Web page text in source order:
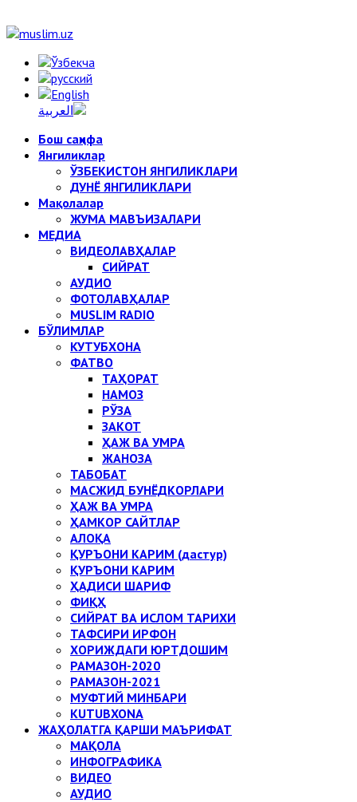
Бош саҳифа
Янгиликлар
ЎЗБЕКИСТОН ЯНГИЛИКЛАРИ
ДУНЁ ЯНГИЛИКЛАРИ
Мақолалар
ЖУМА МАВЪИЗАЛАРИ
МЕДИА
ВИДЕОЛАВҲАЛАР
СИЙРАТ
АУДИО
ФОТОЛАВҲАЛАР
MUSLIM RADIO
БЎЛИМЛАР
КУТУБХОНА
ФАТВО
ТАҲОРАТ
НАМОЗ
РЎЗА
ЗАКОТ
ҲАЖ ВА УМРА
ЖАНОЗА
ТАБОБАТ
МАСЖИД БУНЁДКОРЛАРИ
ҲАЖ ВА УМРА
ҲАМКОР САЙТЛАР
АЛОҚА
ҚУРЪОНИ КАРИМ (дастур)
ҚУРЪОНИ КАРИМ
ҲАДИСИ ШАРИФ
ФИҚҲ
СИЙРАТ ВА ИСЛОМ ТАРИХИ
ТАФСИРИ ИРФОН
ХОРИЖДАГИ ЮРТДОШИМ
РАМАЗОН-2020
РАМАЗОН-2021
МУФТИЙ МИНБАРИ
KUTUBXONA
ЖАҲОЛАТГА ҚАРШИ МАЪРИФАТ
МАҚОЛА
ИНФОГРАФИКА
ВИДЕО
АУДИО